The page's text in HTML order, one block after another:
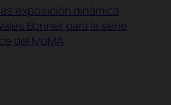
exposición dinámica
Bonner para la serie
del MoMA